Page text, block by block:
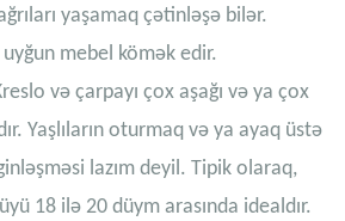
yaşamaq çətinləşə bilər.
mebel kömək edir.
və çarpayı çox aşağı və ya çox
Yaşlıların oturmaq və ya ayaq üstə
lazım deyil. Tipik olaraq,
18 ilə 20 düym arasında idealdır.